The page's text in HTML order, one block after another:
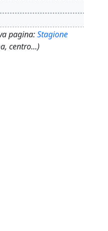
pagina:Stagione
centro...